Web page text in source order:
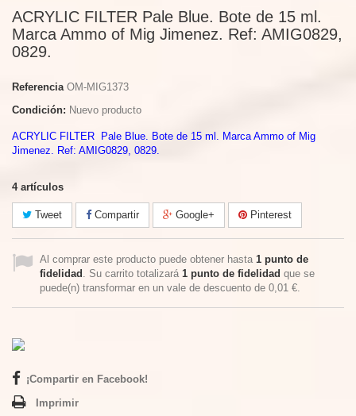
ACRYLIC FILTER Pale Blue. Bote de 15 ml.
Marca Ammo of Mig Jimenez. Ref: AMIG0829,
0829.
Referencia OM-MIG1373
Condición: Nuevo producto
ACRYLIC FILTER Pale Blue. Bote de 15 ml. Marca Ammo of Mig
Jimenez. Ref: AMIG0829, 0829.
4 artículos
Tweet Compartir Google+ Pinterest
Al comprar este producto puede obtener hasta 1 punto de
fidelidad . Su carrito totalizará 1 punto de fidelidad que se
puede(n) transformar en un vale de descuento de 0,01 €.
¡Compartir en Facebook!
Imprimir